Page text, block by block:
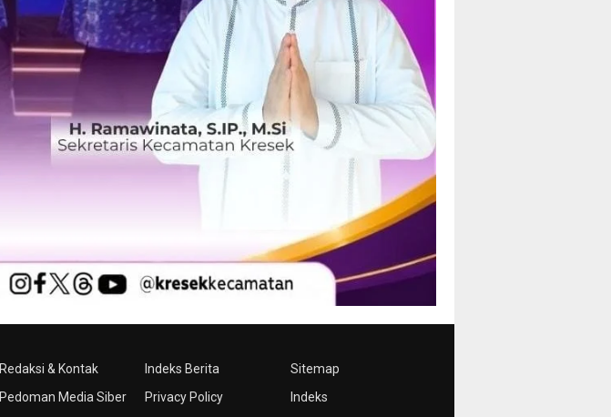
Redaksi & Kontak
Pedoman Media Siber
Indeks Berita
Privacy Policy
Sitemap
Indeks